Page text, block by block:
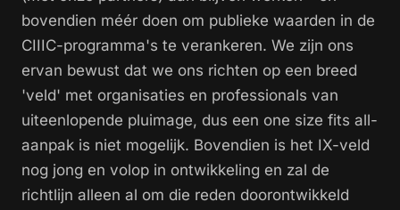
bovendien méér doen om publieke waarden in de
CIIIC-programma's te verankeren. We zijn ons
ervan bewust dat we ons richten op een breed
'veld' met organisaties en professionals van
uiteenlopende pluimage, dus een one size fits all-
aanpak is niet mogelijk. Bovendien is het IX-veld
nog jong en volop in ontwikkeling en zal de
richtlijn alleen al om die reden doorontwikkeld